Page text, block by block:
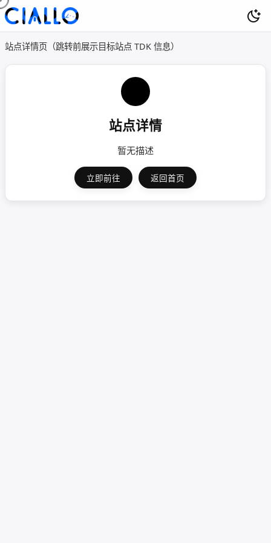
站点详情页（跳转前展示目标站点 TDK 信息）
站点详情
暂无描述
立即前往 返回首页